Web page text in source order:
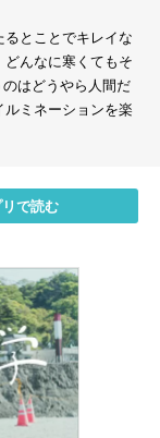
とことでキレイな
んなに寒くてもそ
はどうやら人間だ
ルミネーションを楽
で読む